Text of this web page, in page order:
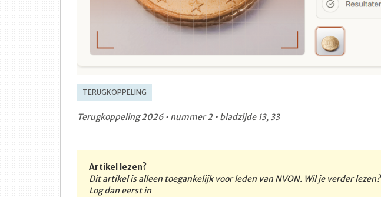
TERUGKOPPELING
Terugkoppeling 2026 • nummer 2 • bladzijde 13, 33
Artikel lezen?
Dit artikel is alleen toegankelijk voor leden van NVON. Wil je verder lezen?
Log dan eerst in